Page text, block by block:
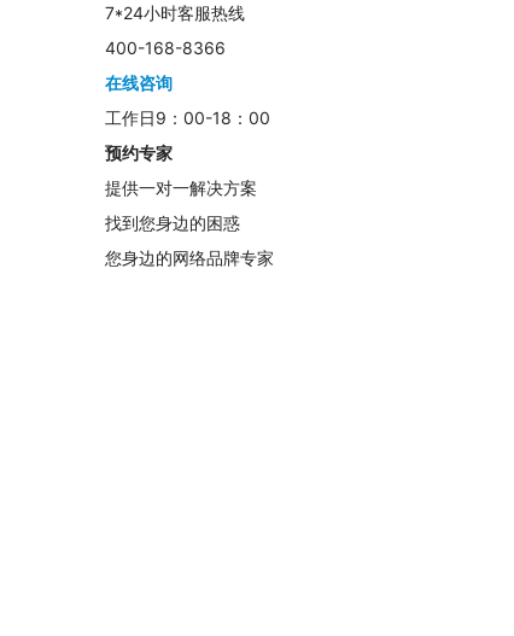
7*24小时客服热线
400-168-8366
在线咨询
工作日9：00-18：00
预约专家
提供一对一解决方案
找到您身边的困惑
您身边的网络品牌专家